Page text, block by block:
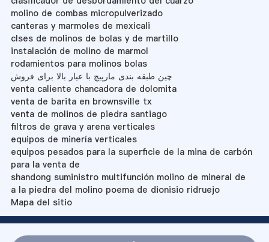
molino de combas micropulverizado
canteras y marmoles de mexicali
clses de molinos de bolas y de martillo
instalación de molino de marmol
rodamientos para molinos bolas
چین طبقه بندی مارپیچ با عیار بالا برای فروش
venta caliente chancadora de dolomita
venta de barita en brownsville tx
venta de molinos de piedra santiago
filtros de grava y arena verticales
equipos de minería verticales
equipos pesados ​​para la superficie de la mina de carbón
para la venta de
shandong suministro multifunción molino de mineral de
a la piedra del molino poema de dionisio ridruejo
Mapa del sitio